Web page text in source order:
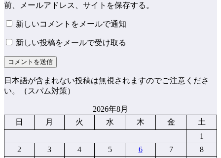
前、メールアドレス、サイトを保存する。
新しいコメントをメールで通知
新しい投稿をメールで受け取る
日本語が含まれない投稿は無視されますのでご注意くださ
い。（スパム対策）
2026年8月
日
月 火 水 木 金
土
1
2
3 4 5 6 7
8